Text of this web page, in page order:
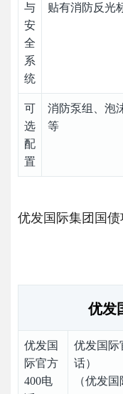
与
安
全
系
统
贴有消防反光
可
选
配
置
消防泵组、泡
等
优发国际集团国债
优发
优发国
际官方
400电
优发国际
话）
（优发